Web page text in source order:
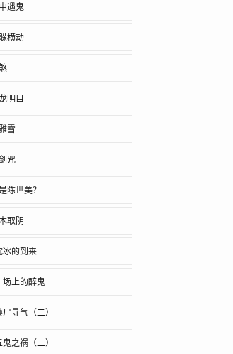
遇鬼
横劫
明目
雪
咒
陈世美？
取阴
冰的到来
场上的醉鬼
寻气（二）
之祸（二）